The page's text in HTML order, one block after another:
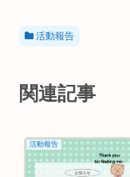
活動報告
関連記事
活動報告